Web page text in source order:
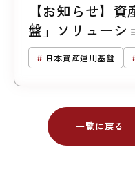
【お知らせ】
盤」ソリューシ
億円突破
日本資産運用基盤
一覧に戻る
一覧に戻る